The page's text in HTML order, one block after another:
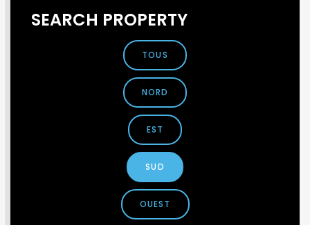
SEARCH PROPERTY
TOUS
NORD
EST
SUD
OUEST